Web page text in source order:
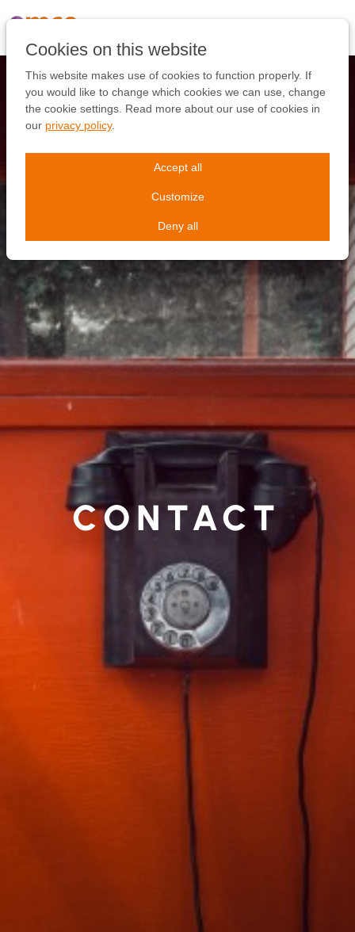
Cookies on this website
This website makes use of cookies to function properly. If
you would like to change which cookies we can use, change
the cookie settings. Read more about our use of cookies in
our privacy policy.
Accept all
Customize
Deny all
links
to
the
content
Jump
to
navigation
CONTACT